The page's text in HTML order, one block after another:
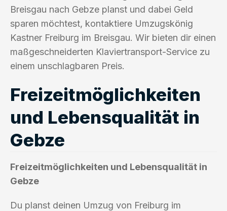
Breisgau nach Gebze planst und dabei Geld
sparen möchtest, kontaktiere Umzugskönig
Kastner Freiburg im Breisgau. Wir bieten dir einen
maßgeschneiderten Klaviertransport-Service zu
einem unschlagbaren Preis.
Freizeitmöglichkeiten
und Lebensqualität in
Gebze
Freizeitmöglichkeiten und Lebensqualität in
Gebze
Du planst deinen Umzug von Freiburg im